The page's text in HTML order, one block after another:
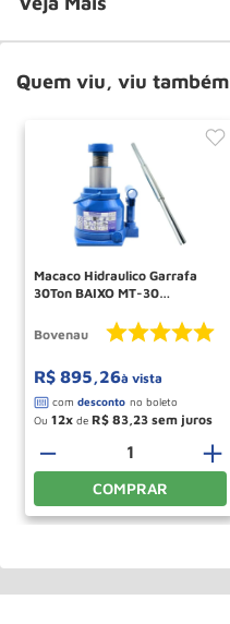
Quem viu, viu também
Macaco Hidraulico Garrafa
30Ton BAIXO MT-30
Bovenau
R$ 895 26à vista
Ou 12 de R$ 83 23
＋
－
COMPRAR